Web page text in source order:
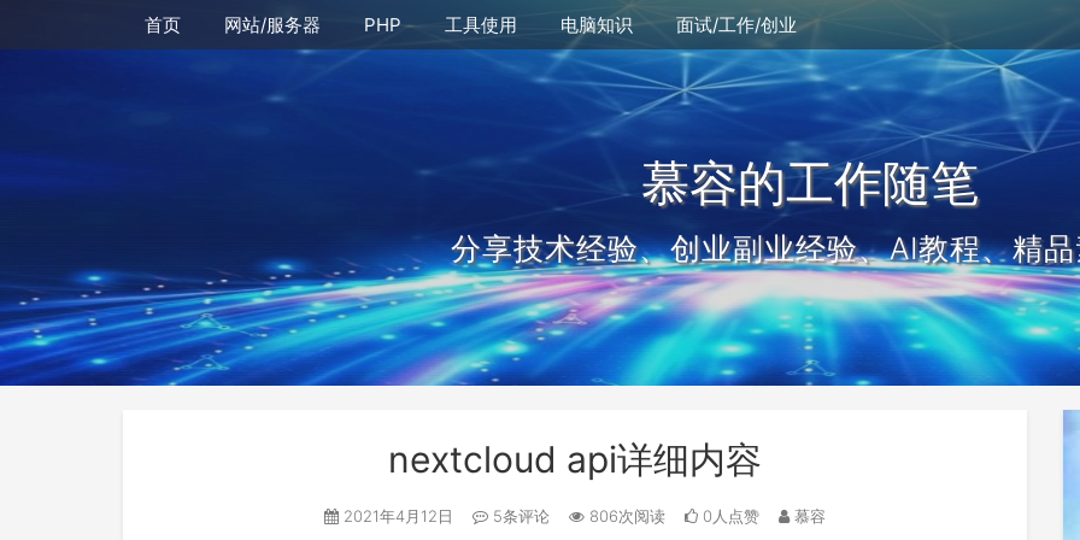
首页 网站/服务器 PHP 工具使用 电脑知识 面试/工作/创业
慕容的工作随笔
分享技术经验、创业副业经验、AI教程、精
nextcloud api详细内容
2021年4月12日 5条评论 806次阅读 0人点赞 慕容